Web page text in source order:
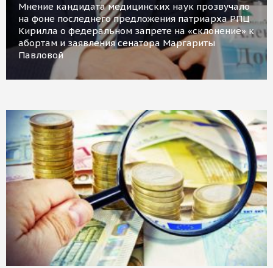
Мнение кандидата медицинских наук прозвучало
на фоне последнего предложения патриарха РПЦ
Кирилла о федеральном запрете на «склонение» к
абортам и заявления сенатора Маргариты
Павловой